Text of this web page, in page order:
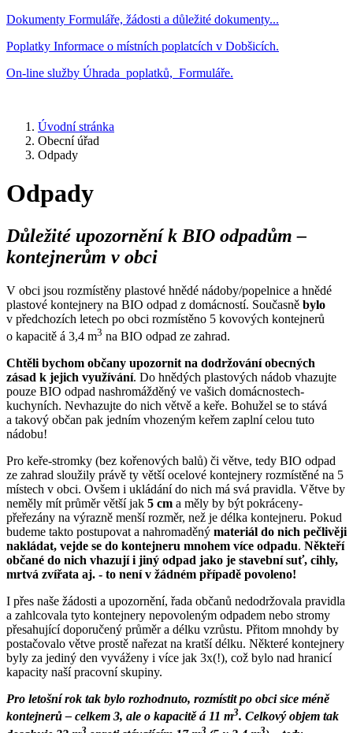
Dokumenty Formuláře, žádosti a důležité dokumenty...
Poplatky Informace o místních poplatcích v Dobšicích.
On-line služby Úhrada poplatků, Formuláře.
Úvodní stránka
Obecní úřad
Odpady
Odpady
Důležité upozornění k BIO odpadům –
kontejnerům v obci
V obci jsou rozmístěny plastové hnědé nádoby/popelnice a hnědé
plastové kontejnery na BIO odpad z domácností. Současně bylo
v předchozích letech po obci rozmístěno 5 kovových kontejnerů
o kapacitě á 3,4 m3 na BIO odpad ze zahrad.
Chtěli bychom občany upozornit na dodržování obecných
zásad k jejich využívání. Do hnědých plastových nádob vhazujte
pouze BIO odpad nashromážděný ve vašich domácnostech-
kuchyních. Nevhazujte do nich větvě a keře. Bohužel se to stává
a takový občan pak jedním vhozeným keřem zaplní celou tuto
nádobu!
Pro keře-stromky (bez kořenových balů) či větve, tedy BIO odpad
ze zahrad sloužily právě ty větší ocelové kontejnery rozmístěné na 5
místech v obci. Ovšem i ukládání do nich má svá pravidla. Větve by
neměly mít průměr větší jak 5 cm a měly by být pokráceny-
přeřezány na výrazně menší rozměr, než je délka kontejneru. Pokud
budeme takto postupovat a nahromaděný materiál do nich pečlivěji
nakládat, vejde se do kontejneru mnohem více odpadu. Někteří
občané do nich vhazují i jiný odpad jako je stavební suť, cihly,
mrtvá zvířata aj. - to není v žádném případě povoleno!
I přes naše žádosti a upozornění, řada občanů nedodržovala pravidla
a zahlcovala tyto kontejnery nepovoleným odpadem nebo stromy
přesahující doporučený průměr a délku vzrůstu. Přitom mnohdy by
postačovalo větve prostě nařezat na kratší délku. Některé kontejnery
byly za jediný den vyváženy i více jak 3x(!), což bylo nad hranicí
kapacity naší pracovní skupiny.
Pro letošní rok tak bylo rozhodnuto, rozmístit po obci sice méně
kontejnerů – celkem 3, ale o kapacitě á 11 m3. Celkový objem tak
3 3 3